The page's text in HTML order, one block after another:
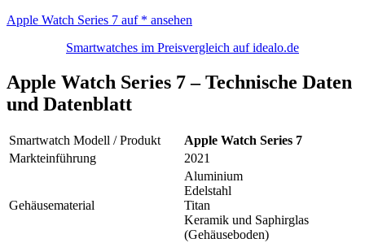
Apple Watch Series 7 auf * ansehen
Smartwatches im Preisvergleich auf idealo.de
Apple Watch Series 7 – Technische Daten
und Datenblatt
Smartwatch Modell / Produkt
Apple Watch Series 7
Markteinführung
2021
Gehäusematerial
Aluminium
Edelstahl
Titan
Keramik und Saphirglas
(Gehäuseboden)